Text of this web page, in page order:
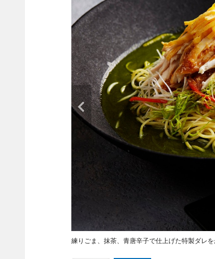
練りごま、抹茶、青唐辛子で仕上げた特製ダレを